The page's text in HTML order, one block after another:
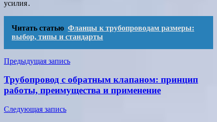
усилия․
Читать статью Фланцы к трубопроводам размеры:
выбор, типы и стандарты
Навигация
по
записям
Предыдущая запись
Трубопровод с обратным клапаном: принцип
работы, преимущества и применение
Следующая запись